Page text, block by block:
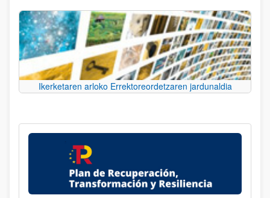
Ikerketaren arloko Errektoreordetzaren jardunaldia